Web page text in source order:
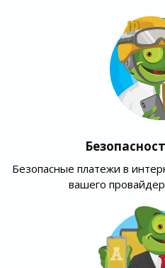
Безопасные платежи в
вашего